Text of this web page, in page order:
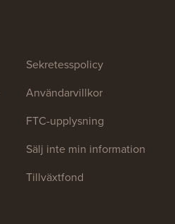
Sekretesspolicy
Användarvillkor
FTC-upplysning
Sälj inte min information
Tillväxtfond